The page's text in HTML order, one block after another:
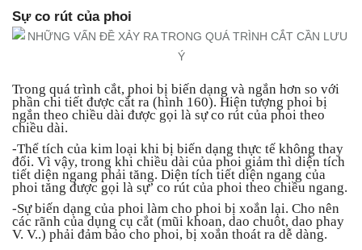
Sự co rút của phoi
Trong quá trình cắt, phoi bị biến dạng và ngắn hơn so với
phần chi tiết được cắt ra (hình 160). Hiện tượng phoi bị
ngắn theo chiều dài được gọi là sự co rút của phoi theo
chiều dài.
-Thể tích của kim loại khi bị biến dạng thực tế không thay
đổi. Vì vậy, trong khi chiều dài của phoi giảm thì diện tích
tiết diện ngang phải tăng. Diện tích tiết diện ngang của
phoi tăng được gọi là sự’ co rút của phoi theo chiều ngang.
-Sự biến dạng của phoi làm cho phoi bị xoắn lại. Cho nên
các rãnh của dụng cụ cắt (mũi khoan, dao chuôt, dao phay
V. V..) phải đảm bảo cho phoi, bị xoắn thoát ra dễ dàng.